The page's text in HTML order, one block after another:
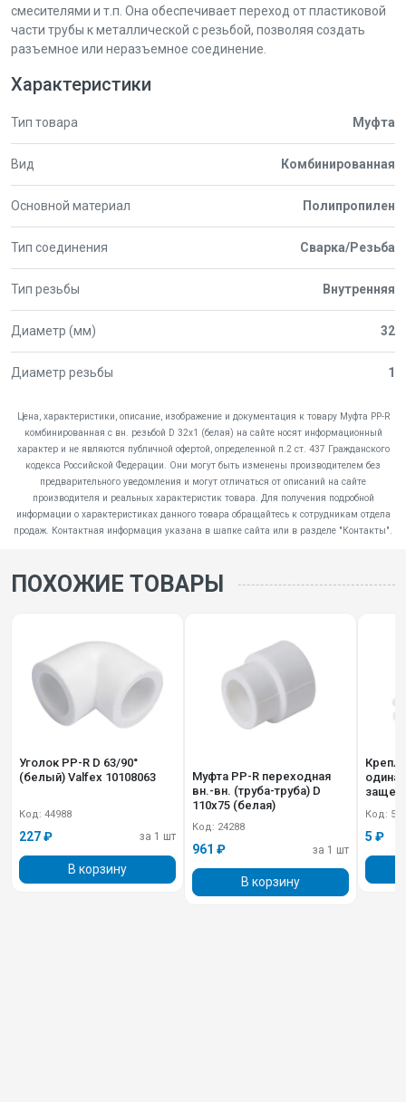
смесителями и т.п. Она обеспечивает переход от пластиковой
части трубы к металлической с резьбой, позволяя создать
разъемное или неразъемное соединение.
Характеристики
Тип товара Муфта
Вид Комбинированная
Основной материал Полипропилен
Тип соединения Сварка/Резьба
Тип резьбы Внутренняя
Диаметр (мм) 32
Диаметр резьбы 1
Цена, характеристики, описание, изображение и документация к товару Муфта PP-R
комбинированная с вн. резьбой D 32х1 (белая) на сайте носят информационный
характер и не являются публичной офертой, определенной п.2 ст. 437 Гражданского
кодекса Российской Федерации. Они могут быть изменены производителем без
предварительного уведомления и могут отличаться от описаний на сайте
производителя и реальных характеристик товара. Для получения подробной
информации о характеристиках данного товара обращайтесь к сотрудникам отдела
продаж. Контактная информация указана в шапке сайта или в разделе "Контакты".
ПОХОЖИЕ ТОВАРЫ
Уголок PP-R D 63/90°
(белый) Valfex 10108063
Код: 44988
227 ₽ за 1 шт
В корзину
Муфта PP-R переходная
вн.-вн. (труба-труба) D
110х75 (белая)
Код: 24288
961 ₽ за 1 шт
В корзину
Код:
5 ₽